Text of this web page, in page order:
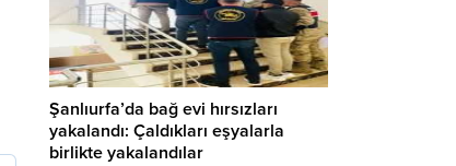
Mesleki...
Şanlıurfa’da bağ evi hırsızları
yakalandı: Çaldıkları eşyalarla
birlikte yakalandılar